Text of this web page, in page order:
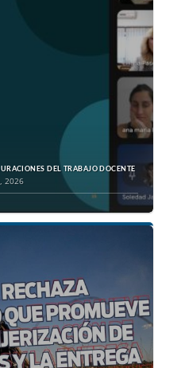
DEL TRABAJO DOCENTE
2026